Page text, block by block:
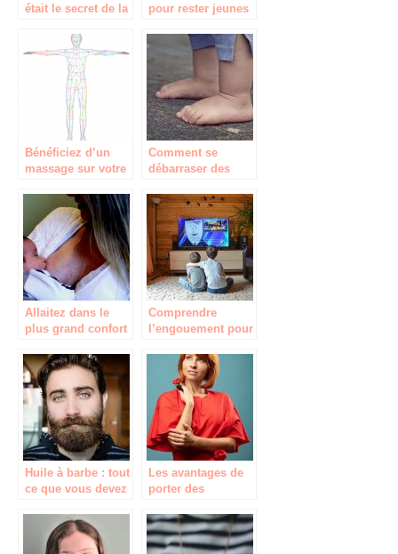
était le secret de la
pour rester jeunes
Bénéficiez d’un
massage sur votre
l’appareil de
pressothérapie!
Comment se
débarraser des
naturellement?
Allaitez dans le
plus grand confort
Comprendre
l’engouement pour
vidéos
Huile à barbe : tout
ce que vous devez
Les avantages de
porter des